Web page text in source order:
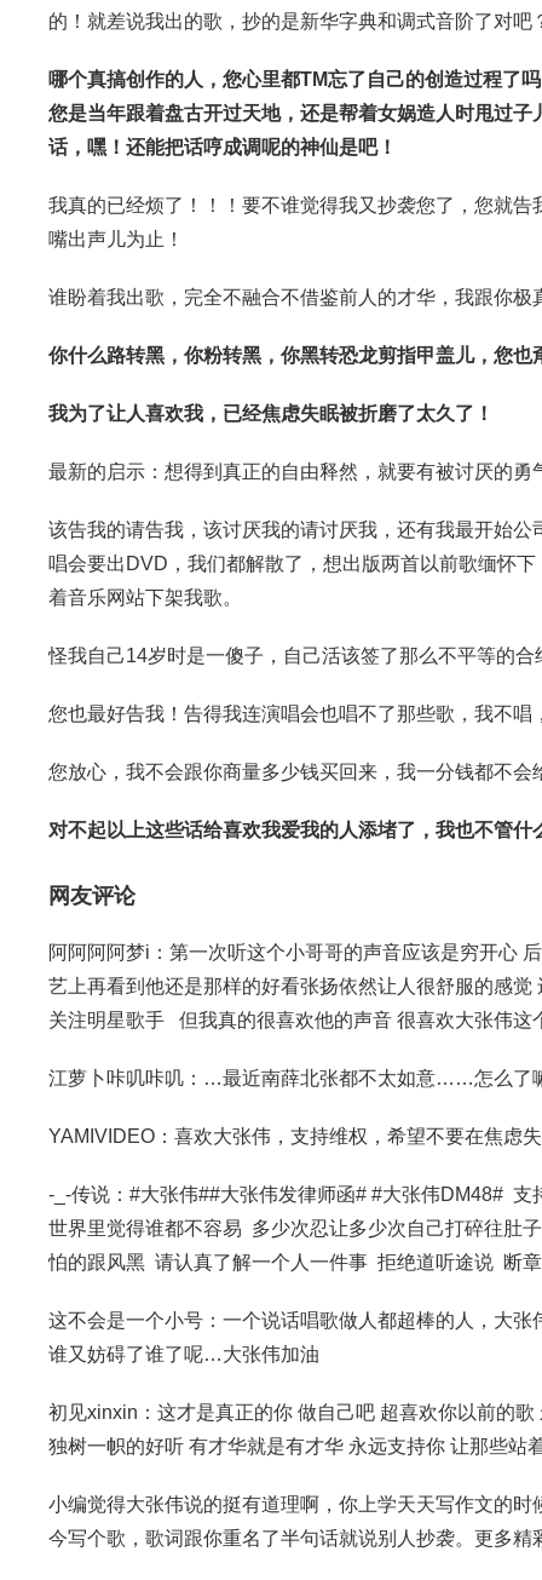
的！就差说我出的歌，抄的是新华字典和调式音阶了对吧
哪个真搞创作的人，您心里都TM忘了自己的创造过程了
您是当年跟着盘古开过天地，还是帮着女娲造人时甩过
话，嘿！还能把话哼成调呢的神仙是吧！
我真的已经烦了！！！要不谁觉得我又抄袭您了，您就
嘴出声儿为止！
谁盼着我出歌，完全不融合不借鉴前人的才华，我跟你极
你什么路转黑，你粉转黑，你黑转恐龙剪指甲盖儿，您
我为了让人喜欢我，已经焦虑失眠被折磨了太久了！
最新的启示：想得到真正的自由释然，就要有被讨厌的勇
该告我的请告我，该讨厌我的请讨厌我，还有我最开始
唱会要出DVD，我们都解散了，想出版两首以前歌缅怀
着音乐网站下架我歌。
怪我自己14岁时是一傻子，自己活该签了那么不平等的合
您也最好告我！告得我连演唱会也唱不了那些歌，我不
您放心，我不会跟你商量多少钱买回来，我一分钱都不
对不起以上这些话给喜欢我爱我的人添堵了，我也不管
网友评论
阿阿阿阿梦i：第一次听这个小哥哥的声音应该是穷开心
艺上再看到他还是那样的好看张扬依然让人很舒服的感
关注明星歌手 但我真的很喜欢他的声音 很喜欢大张伟这
江萝卜咔叽咔叽：…最近南薛北张都不太如意……怎么了
YAMIVIDEO：喜欢大张伟，支持维权，希望不要在焦虑
-_-传说：#大张伟##大张伟发律师函# #大张伟DM48#
世界里觉得谁都不容易 多少次忍让多少次自己打碎往肚
怕的跟风黑 请认真了解一个人一件事 拒绝道听途说 断
这不会是一个小号：一个说话唱歌做人都超棒的人，大
谁又妨碍了谁了呢…大张伟加油
初见xinxin：这才是真正的你 做自己吧 超喜欢你以前的
独树一帜的好听 有才华就是有才华 永远支持你 让那些
小编觉得大张伟说的挺有道理啊，你上学天天写作文的
今写个歌，歌词跟你重名了半句话就说别人抄袭。更多精